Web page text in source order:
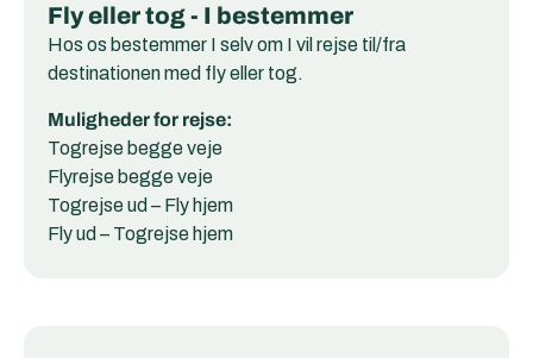
Fly eller tog - I bestemmer
Hos os bestemmer I selv om I vil rejse til/fra
destinationen med fly eller tog.
Muligheder for rejse:
Togrejse begge veje
Flyrejse begge veje
Togrejse ud – Fly hjem
Fly ud – Togrejse hjem